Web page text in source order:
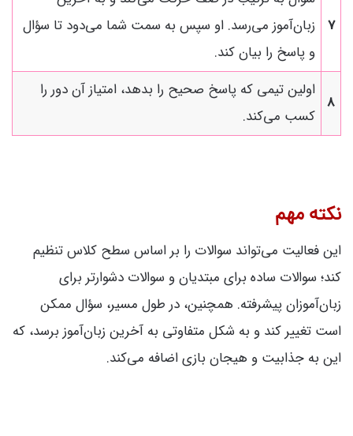
7
زبان‌آموز می‌رسد. او سپس به سمت شما می‌دود تا سؤال
و پاسخ را بیان کند.
8
اولین تیمی که پاسخ صحیح را بدهد، امتیاز آن دور را
کسب می‌کند.
نکته مهم
این فعالیت می‌تواند سوالات را بر اساس سطح کلاس تنظیم
کند؛ سوالات ساده برای مبتدیان و سوالات دشوارتر برای
زبان‌آموزان پیشرفته. همچنین، در طول مسیر، سؤال ممکن
است تغییر کند و به شکل متفاوتی به آخرین زبان‌آموز برسد، که
این به جذابیت و هیجان بازی اضافه می‌کند.